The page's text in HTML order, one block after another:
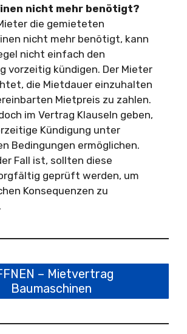
nicht mehr benötigt?
die gemieteten
nicht mehr benötigt, kann
nicht einfach den
vorzeitig kündigen. Der Mieter
die Mietdauer einzuhalten
Mietpreis zu zahlen.
im Vertrag Klauseln geben,
Kündigung unter
Bedingungen ermöglichen.
Fall ist, sollten diese
geprüft werden, um
Konsequenzen zu
– Mietvertrag
Baumaschinen